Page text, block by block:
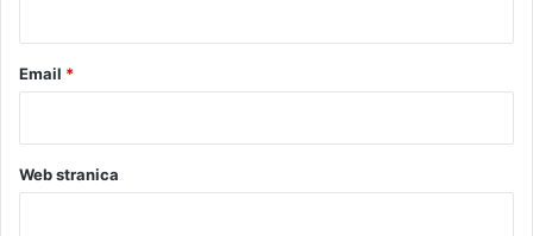
Email *
Web stranica